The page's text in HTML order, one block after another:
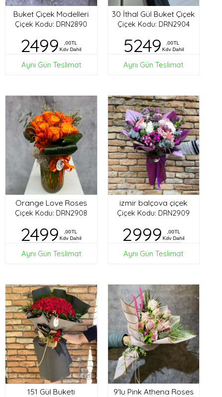
Buket Çiçek Modelleri
Çiçek Kodu: DRN2890
2499
,00TL
Kdv Dahil
Aynı Gün Teslimat
30 İthal Gül Buket Çiçek
Çiçek Kodu: DRN2904
5249
,00TL
Kdv Dahil
Aynı Gün Teslimat
Orange Love Roses
Çiçek Kodu: DRN2908
2499
,00TL
Kdv Dahil
Aynı Gün Teslimat
izmir balçova çiçek
Çiçek Kodu: DRN2909
2999
,00TL
Kdv Dahil
Aynı Gün Teslimat
151 Gül Buketi 9'lu Pink Athena Roses